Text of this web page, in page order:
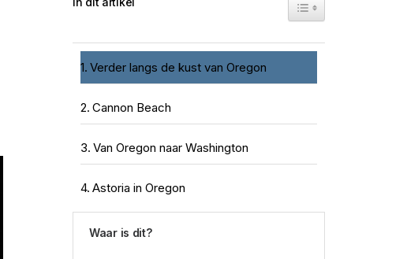
Waar is dit?
Toggle Table of
Verder langs de kust van Oregon
Cannon Beach
Van Oregon naar Washington
Astoria in Oregon